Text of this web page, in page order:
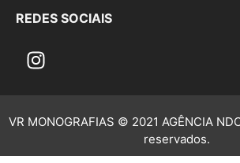
REDES SOCIAIS
VR MONOGRAFIAS © 2021 AGÊNCIA
reservados.